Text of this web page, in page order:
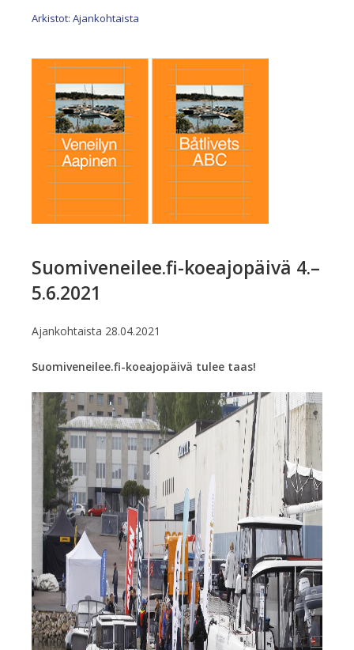
Arkistot: Ajankohtaista
Suomiveneilee.fi-koeajopäivä 4.–
5.6.2021
Ajankohtaista 28.04.2021
Suomiveneilee.fi-koeajopäivä tulee taas!